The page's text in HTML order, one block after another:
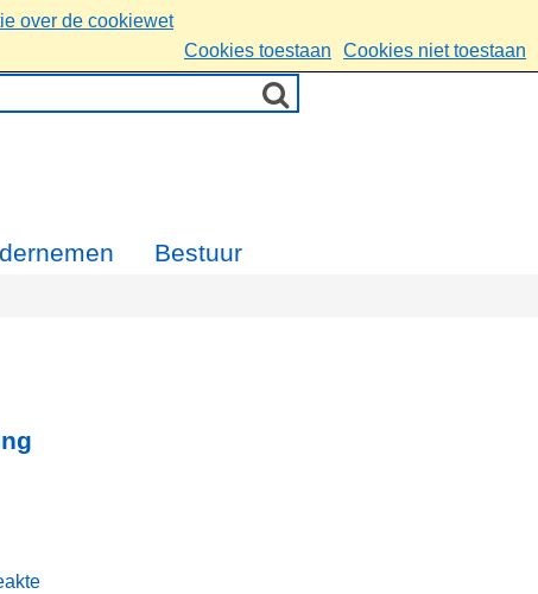
over de cookiewet
Cookies toestaan
Cookies niet toestaan
Bestuur